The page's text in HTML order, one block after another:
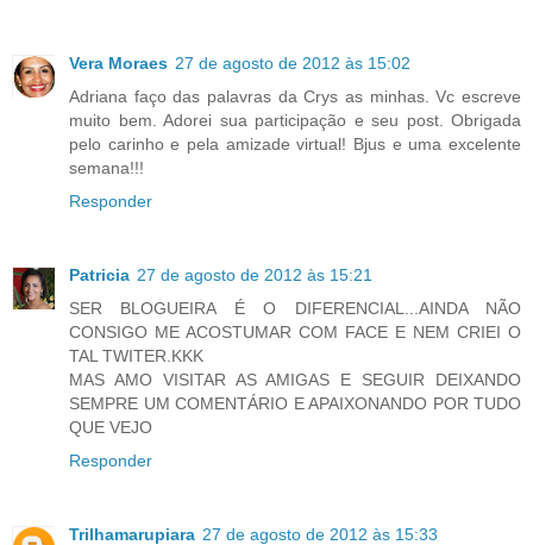
Vera Moraes 27 de agosto de 2012 às 15:02
Adriana faço das palavras da Crys as minhas. Vc escreve
muito bem. Adorei sua participação e seu post. Obrigada
pelo carinho e pela amizade virtual! Bjus e uma excelente
semana!!!
Responder
Patricia 27 de agosto de 2012 às 15:21
SER BLOGUEIRA É O DIFERENCIAL...AINDA NÃO
CONSIGO ME ACOSTUMAR COM FACE E NEM CRIEI O
TAL TWITER.KKK
MAS AMO VISITAR AS AMIGAS E SEGUIR DEIXANDO
SEMPRE UM COMENTÁRIO E APAIXONANDO POR TUDO
QUE VEJO
Responder
Trilhamarupiara 27 de agosto de 2012 às 15:33